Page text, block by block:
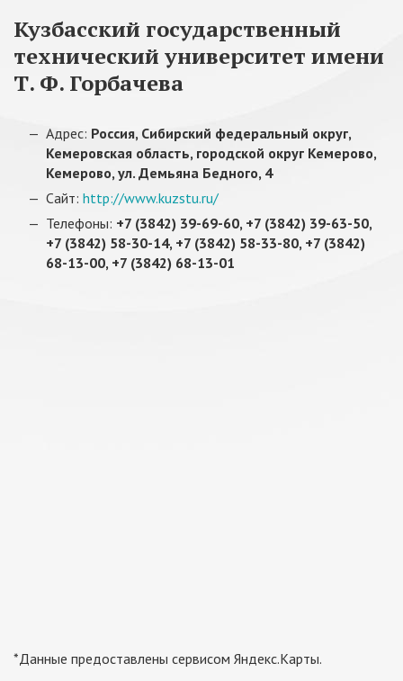
Кузбасский государственный
технический университет имени
Т. Ф. Горбачева
Адрес: Россия, Сибирский федеральный округ,
Кемеровская область, городской округ Кемерово,
Кемерово, ул. Демьяна Бедного, 4
Сайт: http://www.kuzstu.ru/
Телефоны: +7 (3842) 39-69-60, +7 (3842) 39-63-50,
+7 (3842) 58-30-14, +7 (3842) 58-33-80, +7 (3842)
68-13-00, +7 (3842) 68-13-01
*Данные предоставлены сервисом Яндекс.Карты.